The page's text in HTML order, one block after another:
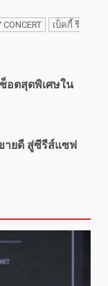
CONCERT
เบ็คกี้ รี
อตสุดพิเศษใน
ายดี สู่ซีรีส์แซฟ